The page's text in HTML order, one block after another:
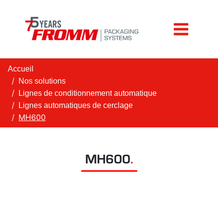
Accueil
Nos solutions
Lignes de conditionnement automatique
Lignes automatiques de cerclage
MH600
MH600.